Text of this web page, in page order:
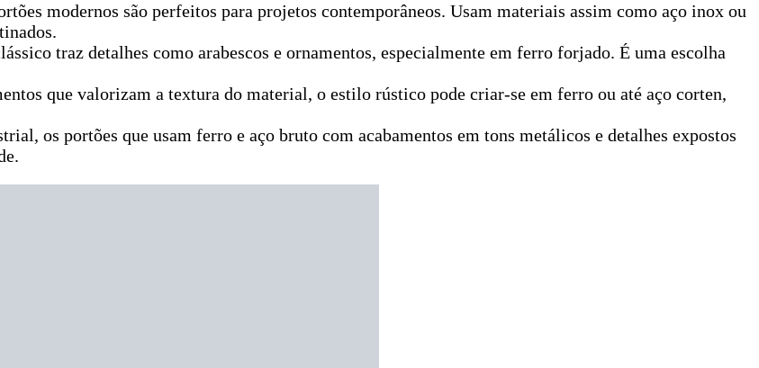
modernos são perfeitos para projetos contemporâneos. Usam materiais assim como aço inox ou
traz detalhes como arabescos e ornamentos, especialmente em ferro forjado. É uma escolha
que valorizam a textura do material, o estilo rústico pode criar-se em ferro ou até aço corten,
os portões que usam ferro e aço bruto com acabamentos em tons metálicos e detalhes expostos